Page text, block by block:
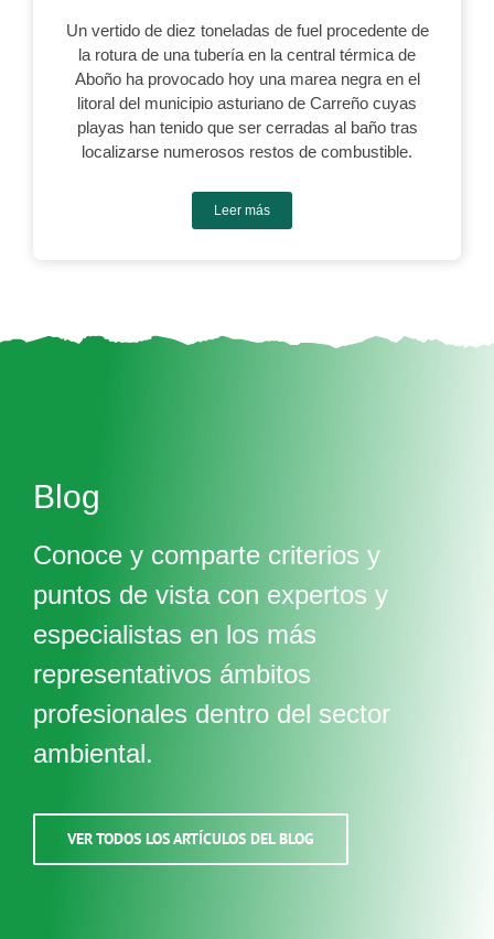
Un vertido de diez toneladas de fuel procedente de
la rotura de una tubería en la central térmica de
Aboño ha provocado hoy una marea negra en el
litoral del municipio asturiano de Carreño cuyas
playas han tenido que ser cerradas al baño tras
localizarse numerosos restos de combustible.
Leer más
Blog
Conoce y comparte criterios y
puntos de vista con expertos y
especialistas en los más
representativos ámbitos
profesionales dentro del sector
ambiental.
VER TODOS LOS ARTÍCULOS DEL BLOG